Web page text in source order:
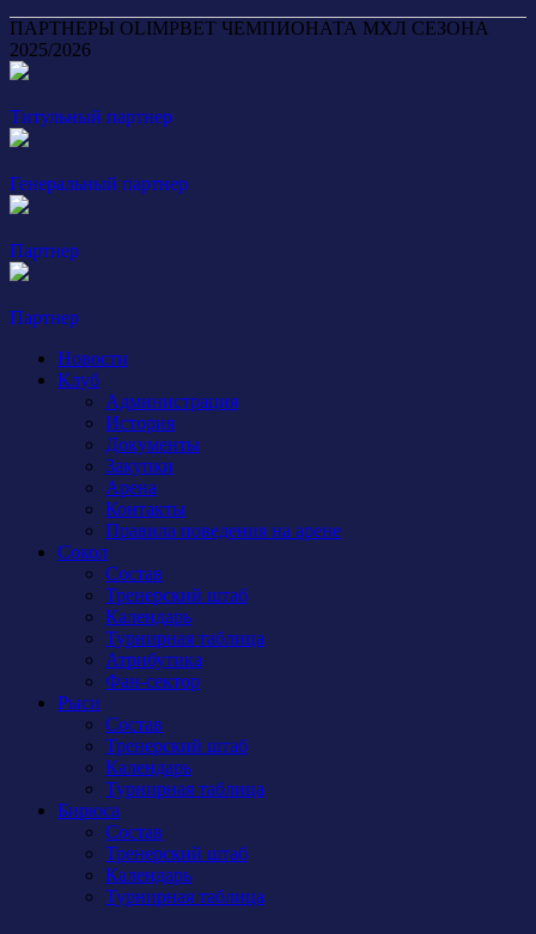
ПАРТНЕРЫ OLIMPBET ЧЕМПИОНАТА МХЛ СЕЗОНА
2025/2026
Титульный партнер
Генеральный партнер
Партнер
Партнер
Новости
Клуб
Администрация
История
Документы
Закупки
Арена
Контакты
Правила поведения на арене
Сокол
Состав
Тренерский штаб
Календарь
Турнирная таблица
Атрибутика
Фан-сектор
Рыси
Состав
Тренерский штаб
Календарь
Турнирная таблица
Бирюса
Состав
Тренерский штаб
Календарь
Турнирная таблица